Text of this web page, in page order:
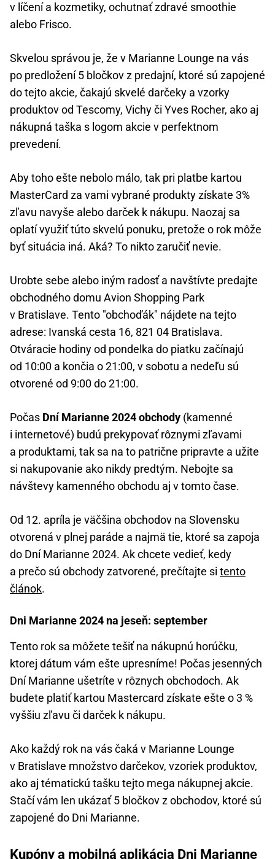
v líčení a kozmetiky, ochutnať zdravé smoothie
alebo Frisco.
Skvelou správou je, že v Marianne Lounge na vás
po predložení 5 bločkov z predajní, ktoré sú zapojené
do tejto akcie, čakajú skvelé darčeky a vzorky
produktov od Tescomy, Vichy či Yves Rocher, ako aj
nákupná taška s logom akcie v perfektnom
prevedení.
Aby toho ešte nebolo málo, tak pri platbe kartou
MasterCard za vami vybrané produkty získate 3%
zľavu navyše alebo darček k nákupu. Naozaj sa
oplatí využiť túto skvelú ponuku, pretože o rok môže
byť situácia iná. Aká? To nikto zaručiť nevie.
Urobte sebe alebo iným radosť a navštívte predajte
obchodného domu Avion Shopping Park
v Bratislave. Tento "obchoďák" nájdete na tejto
adrese: Ivanská cesta 16, 821 04 Bratislava.
Otváracie hodiny od pondelka do piatku začínajú
od 10:00 a končia o 21:00, v sobotu a nedeľu sú
otvorené od 9:00 do 21:00.
Počas Dní Marianne 2024 obchody (kamenné
i internetové) budú prekypovať rôznymi zľavami
a produktami, tak sa na to patrične pripravte a užite
si nakupovanie ako nikdy predtým. Nebojte sa
návštevy kamenného obchodu aj v tomto čase.
Od 12. apríla je väčšina obchodov na Slovensku
otvorená v plnej paráde a najmä tie, ktoré sa zapoja
do Dní Marianne 2024. Ak chcete vedieť, kedy
a prečo sú obchody zatvorené, prečítajte si tento
článok.
Dni Marianne 2024 na jeseň: september
Tento rok sa môžete tešiť na nákupnú horúčku,
ktorej dátum vám ešte upresníme! Počas jesenných
Dní Marianne ušetríte v rôznych obchodoch. Ak
budete platiť kartou Mastercard získate ešte o 3 %
vyššiu zľavu či darček k nákupu.
Ako každý rok na vás čaká v Marianne Lounge
v Bratislave množstvo darčekov, vzoriek produktov,
ako aj tématickú tašku tejto mega nákupnej akcie.
Stačí vám len ukázať 5 bločkov z obchodov, ktoré sú
zapojené do Dni Marianne.
Kupóny a mobilná aplikácia Dni Marianne